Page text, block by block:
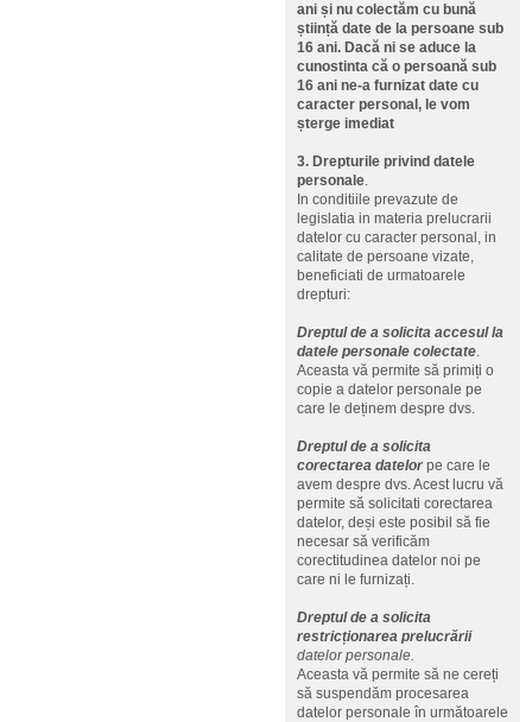
ani și nu colectăm cu bună
știință date de la persoane sub
16 ani. Dacă ni se aduce la
cunostinta că o persoană sub
16 ani ne-a furnizat date cu
caracter personal, le vom
șterge imediat
3. Drepturile privind datele
personale.
In conditiile prevazute de
legislatia in materia prelucrarii
datelor cu caracter personal, in
calitate de persoane vizate,
beneficiati de urmatoarele
drepturi:
Dreptul de a solicita accesul la
datele personale colectate.
Aceasta vă permite să primiți o
copie a datelor personale pe
care le deținem despre dvs.
Dreptul de a solicita
corectarea datelor pe care le
avem despre dvs. Acest lucru vă
permite să solicitati corectarea
datelor, deși este posibil să fie
necesar să verificăm
corectitudinea datelor noi pe
care ni le furnizați.
Dreptul de a solicita
restricționarea prelucrării
datelor personale.
Aceasta vă permite să ne cereți
să suspendăm procesarea
datelor personale în următoarele